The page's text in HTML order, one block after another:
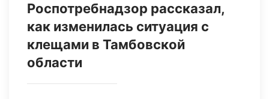
Роспотребнадзор рассказал,
как изменилась ситуация с
клещами в Тамбовской
области